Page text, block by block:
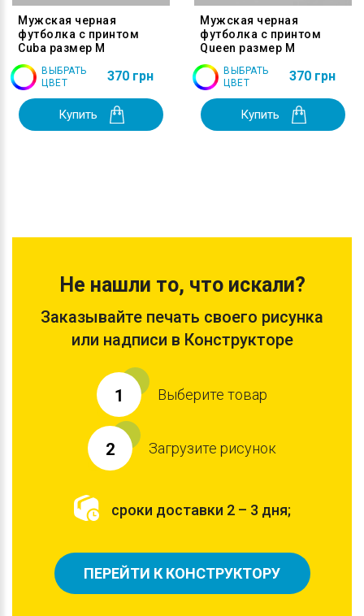
Мужская черная
футболка с принтом
Cuba размер M
ВЫБРАТЬ
ЦВЕТ
370 грн
Купить
Мужская черная
футболка с принтом
Queen размер M
ВЫБРАТЬ
ЦВЕТ
370 грн
Купить
Не нашли то, что искали?
Заказывайте печать своего рисунка
или надписи в Конструкторе
1 Выберите товар
2 Загрузите рисунок
сроки доставки 2 – 3 дня;
ПЕРЕЙТИ К КОНСТРУКТОРУ